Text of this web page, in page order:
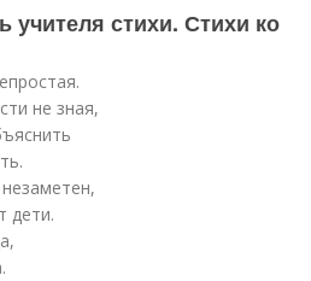
учителя стихи. Стихи ко
не зная,
дети.